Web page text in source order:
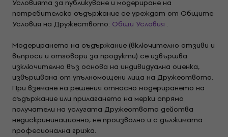
Условията за публикуване и модериране на
потребителско съдържание се уреждат от Общите
Условия на Дружеството: Общи Условия .
Модерирането на съдържание (включително отзиви и
въпроси и отговори за продукти) се извършва
изключително въз основа на индивидуална оценка,
извършвана от упълномощени лица на Дружеството.
При вземане на решения относно модерирането на
съдържание или прилагането на мерки спрямо
получатели на услугата Дружеството действа
недискриминационно, не произволно и с дължимата
професионална грижа.